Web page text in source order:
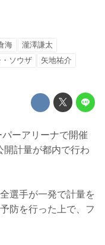
海
瀧澤謙太
ソウザ
矢地祐介
ーアリーナで開催
開計量が都内で行わ
選手が一発で計量を
防を行った上で、フ